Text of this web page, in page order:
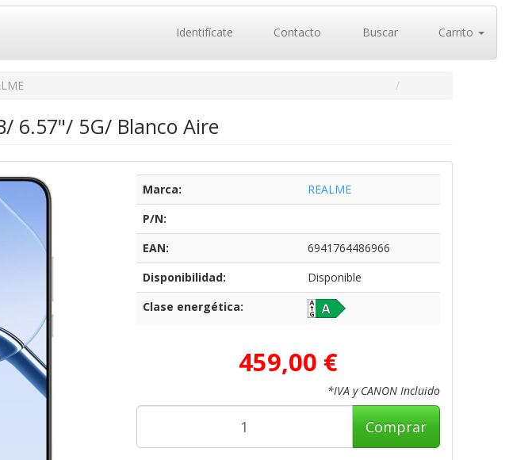
Identifícate Contacto Buscar Carrito
6.57"/ 5G/ Blanco Aire
Marca:
REALME
P/N:
EAN:
6941764486966
Disponibilidad:
Disponible
Clase energética:
459,00 €
*IVA y CANON Incluido
Comprar